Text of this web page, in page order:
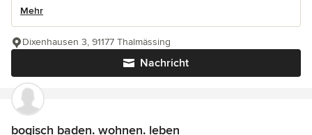
Mehr
Nachricht
Dixenhausen 3, 91177 Thalmässing
bogisch baden. wohnen. leben